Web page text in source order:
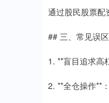
通过股民股票配
## 三、常见误
1. **盲目追求高
2. **全仓操作**